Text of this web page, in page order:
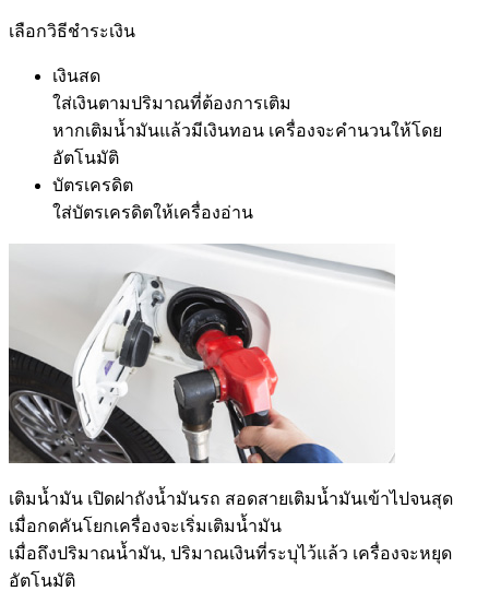
เลือกวิธีชำระเงิน
เงินสด
ใส่เงินตามปริมาณที่ต้องการเติม
หากเติมน้ำมันแล้วมีเงินทอน เครื่องจะคำนวนให้โดย
อัตโนมัติ
บัตรเครดิต
ใส่บัตรเครดิตให้เครื่องอ่าน
เติมน้ำมัน เปิดฝาถังน้ำมันรถ สอดสายเติมน้ำมันเข้าไปจนสุด
เมื่อกดคันโยกเครื่องจะเริ่มเติมน้ำมัน
เมื่อถึงปริมาณน้ำมัน, ปริมาณเงินที่ระบุไว้แล้ว เครื่องจะหยุด
อัตโนมัติ